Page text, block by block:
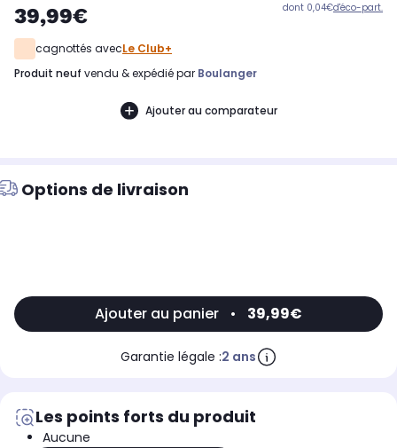
39,99€ dont 0,04€d'éco-part.
cagnottés avecLe Club+
produit neuf vendu & expédié par Boulanger
Ajouter au comparateur
Options de livraison
Ajouter au panier • 39,99€
Garantie légale :2 ans
Les points forts du produit
Aucune